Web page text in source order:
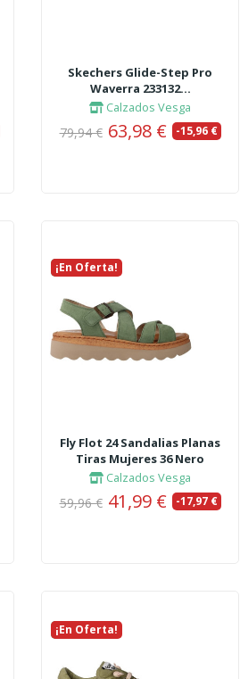
Skechers Glide-Step Pro
Waverra 233132...
Calzados Vesga
79,94 € 63,98 € -15,96 €
¡En Oferta!
Nuevo
Fly Flot 24 Sandalias Planas
Tiras Mujeres 36 Nero
Calzados Vesga
59,96 € 41,99 € -17,97 €
¡En Oferta!
Nuevo